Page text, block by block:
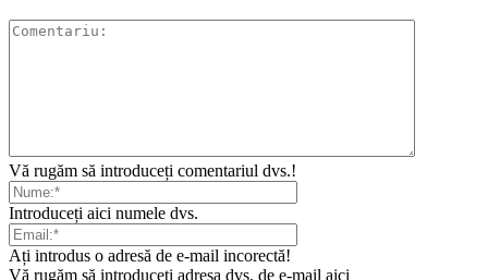
Vă rugăm să introduceți comentariul dvs.!
Introduceți aici numele dvs.
Ați introdus o adresă de e-mail incorectă!
Vă rugăm să introduceți adresa dvs. de e-mail aici